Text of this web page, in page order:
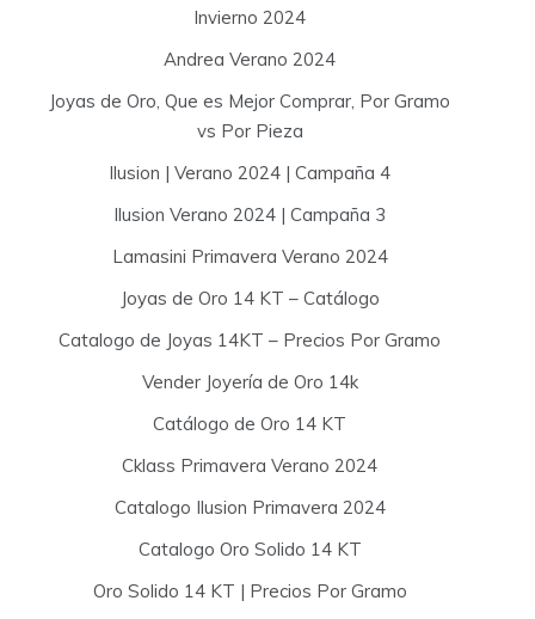
Invierno 2024
Andrea Verano 2024
Joyas de Oro, Que es Mejor Comprar, Por Gramo
vs Por Pieza
Ilusion | Verano 2024 | Campaña 4
Ilusion Verano 2024 | Campaña 3
Lamasini Primavera Verano 2024
Joyas de Oro 14 KT – Catálogo
Catalogo de Joyas 14KT – Precios Por Gramo
Vender Joyería de Oro 14k
Catálogo de Oro 14 KT
Cklass Primavera Verano 2024
Catalogo Ilusion Primavera 2024
Catalogo Oro Solido 14 KT
Oro Solido 14 KT | Precios Por Gramo